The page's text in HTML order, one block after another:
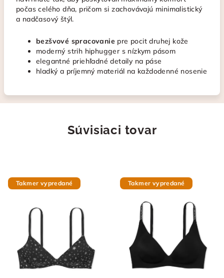
počas celého dňa, pričom si zachovávajú minimalistický
a nadčasový štýl.
bezšvové spracovanie pre pocit druhej kože
moderný strih hiphugger s nízkym pásom
elegantné priehľadné detaily na páse
hladký a príjemný materiál na každodenné nosenie
Súvisiaci tovar
Takmer vypredané Takmer vypredané